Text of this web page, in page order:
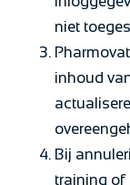
niet
inhoud
Bij
training of